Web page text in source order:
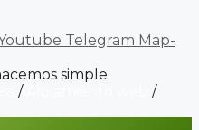
Telegram Map-
simple.
/
/